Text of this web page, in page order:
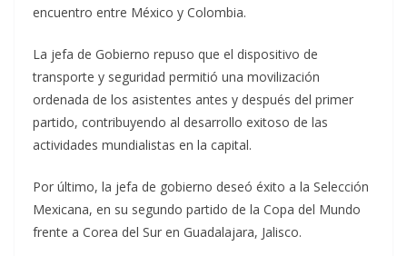
encuentro entre México y Colombia.
La jefa de Gobierno repuso que el dispositivo de
transporte y seguridad permitió una movilización
ordenada de los asistentes antes y después del primer
partido, contribuyendo al desarrollo exitoso de las
actividades mundialistas en la capital.
Por último, la jefa de gobierno deseó éxito a la Selección
Mexicana, en su segundo partido de la Copa del Mundo
frente a Corea del Sur en Guadalajara, Jalisco.